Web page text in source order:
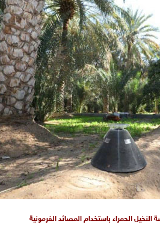
الحمراء باستخدام المصائد الفرمونية